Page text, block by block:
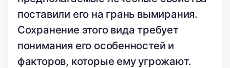
поставили его на грань вымирания.
Сохранение этого вида требует
понимания его особенностей и
факторов, которые ему угрожают.